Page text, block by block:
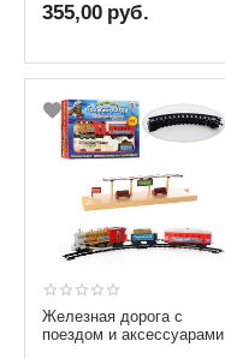
355,00 руб.
Железная дорога с
поездом и аксессуарами